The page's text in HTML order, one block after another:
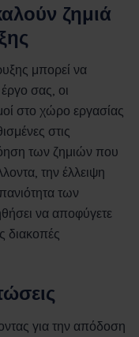
ζημιά
μπορεί να
σας, οι
στο χώρο εργασίας
στις
των ζημιών που
την έλλειψη
των
να αποφύγετε
διακοπές
για την απόδοση